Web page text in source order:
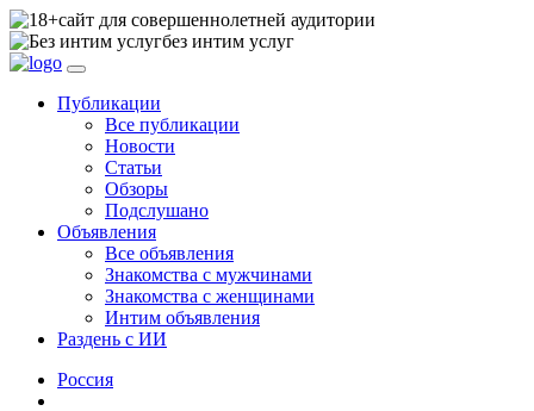
сайт для совершеннолетней аудитории
без интим услуг
Публикации
Все публикации
Новости
Статьи
Обзоры
Подслушано
Объявления
Все объявления
Знакомства с мужчинами
Знакомства с женщинами
Интим объявления
Раздень с ИИ
Россия